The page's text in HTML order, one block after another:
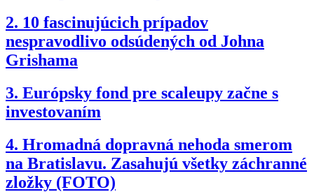
2. 10 fascinujúcich prípadov
nespravodlivo odsúdených od Johna
Grishama
3. Európsky fond pre scaleupy začne s
investovaním
4. Hromadná dopravná nehoda smerom
na Bratislavu. Zasahujú všetky záchranné
zložky (FOTO)